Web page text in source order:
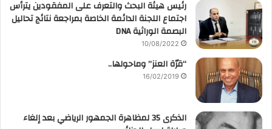
رئيس هيئة البحث والتعرف على المفقودين يترأس
اجتماع اللجنة الدائمة الخاصة بمراجعة نتائج تحاليل
البصمة الوراثية DNA
10/08/2022
“قرّة العنز” وماحولها..
16/02/2019
الذكرى 35 لمظاهرة الجمهور الرياضي بعد إلغاء